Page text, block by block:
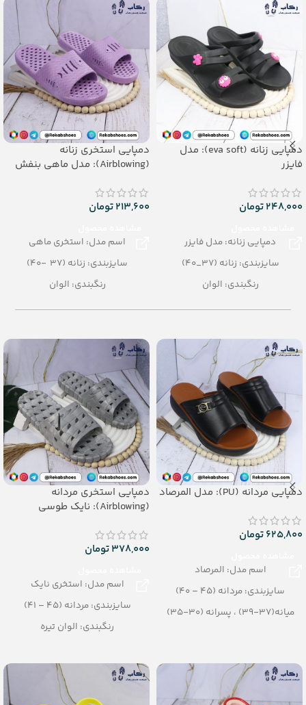
دمپایی زنانه (eva soft): مدل
فایزر
248,000تومان
دمپایی زنانه: مدل فایزر
سایزبندی: زنانه (37_40)
رنگبندی: الوان
تعداد در کارتن: 12 جفت
دمپایی استخری زنانه
(Airblowing): مدل ماهی بنفش
213,600تومان
اسم مدل: استخری ماهی
سایزبندی: زنانه (37 -40)
رنگبندی: الوان
تعداد در کارتن: 24 جفت
دمپایی مردانه (PU): مدل المرصاد
625,800تومان
اسم مدل: المرصاد
سایزبندی: مردانه (45 – 40)
میانه(37-39) ، پسرانه (30-35)
(مشکی، قهوه ای)
تعداد در کارتن: 12 جفت
دمپایی استخری مردانه
(Airblowing): نایک طوسی
378,000تومان
اسم مدل: استخری نایک
سایزبندی: مردانه (45 – 41)
رنگبندی: الوان تیره